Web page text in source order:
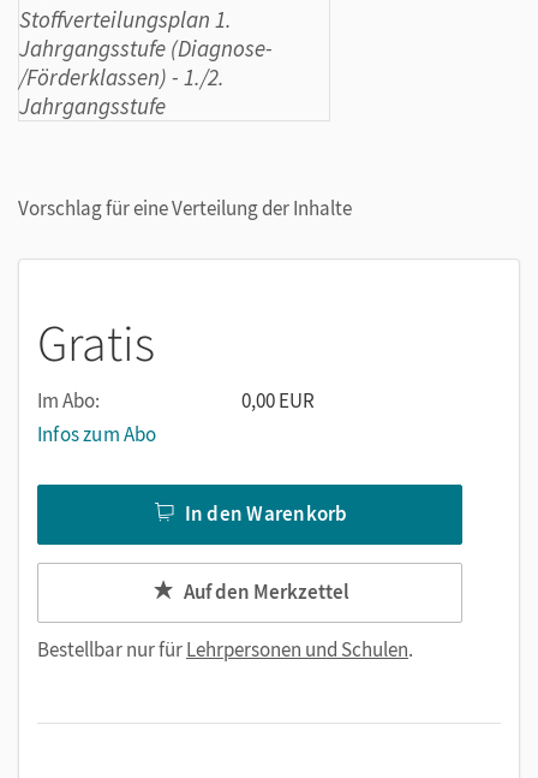
Vorschlag für eine Verteilung der Inhalte
Gratis
Im Abo:
0,00 EUR
Infos zum Abo
In den Warenkorb
Auf den Merkzettel
Bestellbar nur fürLehrpersonen und Schulen.